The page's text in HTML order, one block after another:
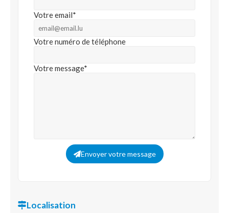
Votre email*
Votre numéro de téléphone
Votre message*
Envoyer votre message
Localisation